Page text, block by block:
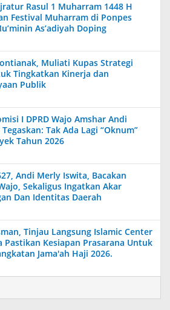
Rasul 1 Muharram 1448 H
Festival Muharram di Ponpes
As’adiyah Doping
Muliati Kupas Strategi
Tingkatkan Kinerja dan
Publik
I DPRD Wajo Amshar Andi
Tak Ada Lagi “Oknum”
Tahun 2026
Andi Merly Iswita, Bacakan
Sekaligus Ingatkan Akar
Dan Identitas Daerah
Tinjau Langsung Islamic Center
Pastikan Kesiapan Prasarana Untuk
Jama'ah Haji 2026.